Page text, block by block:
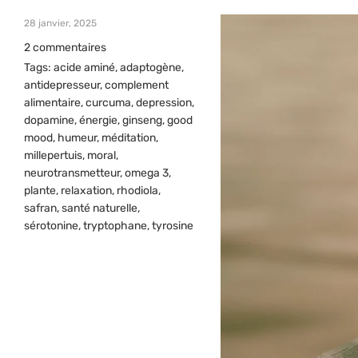
28 janvier, 2025
2 commentaires
Tags: acide aminé,adaptogène,
antidepresseur,complement
alimentaire,curcuma,depression,
dopamine,énergie,ginseng,good
mood, humeur, méditation,
millepertuis, moral,
neurotransmetteur,omega 3,
plante, relaxation, rhodiola,
safran,santé naturelle,
sérotonine,tryptophane,tyrosine